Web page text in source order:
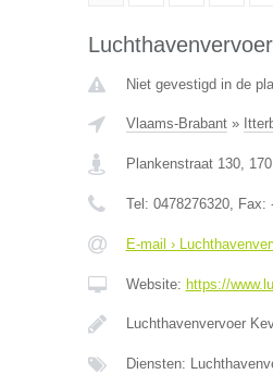
Niet gevestigd in de
Vlaams-Brabant»
Plankenstraat 130,
Tel: 0478276320, Fax:
E-mail ›
Website: https://
Luchthavenvervoer
Diensten: